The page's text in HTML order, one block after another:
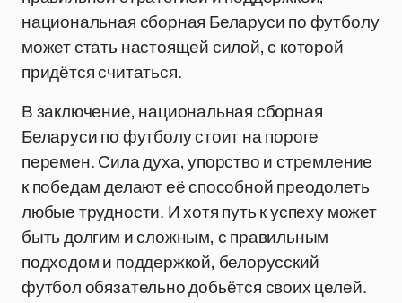
национальная сборная Беларуси по футболу
может стать настоящей силой, с которой
придётся считаться.
В заключение, национальная сборная
Беларуси по футболу стоит на пороге
перемен. Сила духа, упорство и стремление
к победам делают её способной преодолеть
любые трудности. И хотя путь к успеху может
быть долгим и сложным, с правильным
подходом и поддержкой, белорусский
футбол обязательно добьётся своих целей.